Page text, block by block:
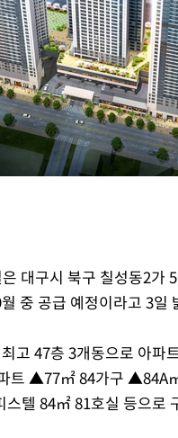
구 '5승 2무'
마감
에 마쳐
첫 40도
정본부장 기소
사 재개"
축구협회
대구시 북구 칠성동2가
중 공급 예정이라고 3일
고 47층 3개동으로 아파
트 ▲77㎡ 84가구
텔 84㎡ 81호실 등으로